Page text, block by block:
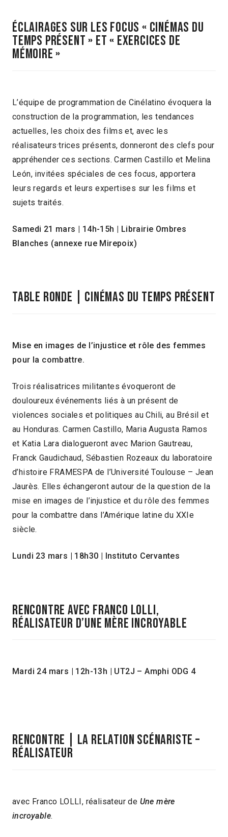
ÉCLAIRAGES SUR LES FOCUS « CINÉMAS DU
TEMPS PRÉSENT » ET « EXERCICES DE
MÉMOIRE »
L’équipe de programmation de Cinélatino évoquera la
construction de la programmation, les tendances
actuelles, les choix des films et, avec les
réalisateurs·trices présents, donneront des clefs pour
appréhender ces sections. Carmen Castillo et Melina
León, invitées spéciales de ces focus, apportera
leurs regards et leurs expertises sur les films et
sujets traités.
Samedi 21 mars | 14h-15h | Librairie Ombres
Blanches (annexe rue Mirepoix)
TABLE RONDE | CINÉMAS DU TEMPS PRÉSENT
Mise en images de l’injustice et rôle des femmes
pour la combattre.
Trois réalisatrices militantes évoqueront de
douloureux événements liés à un présent de
violences sociales et politiques au Chili, au Brésil et
au Honduras. Carmen Castillo, Maria Augusta Ramos
et Katia Lara dialogueront avec Marion Gautreau,
Franck Gaudichaud, Sébastien Rozeaux du laboratoire
d’histoire FRAMESPA de l’Université Toulouse – Jean
Jaurès. Elles échangeront autour de la question de la
mise en images de l’injustice et du rôle des femmes
pour la combattre dans l’Amérique latine du XXIe
siècle.
Lundi 23 mars | 18h30 | Instituto Cervantes
RENCONTRE AVEC FRANCO LOLLI,
RÉALISATEUR D’UNE MÈRE INCROYABLE
Mardi 24 mars | 12h-13h | UT2J – Amphi ODG 4
RENCONTRE | LA RELATION SCÉNARISTE –
RÉALISATEUR
avec Franco LOLLI, réalisateur de Une mère
incroyable.